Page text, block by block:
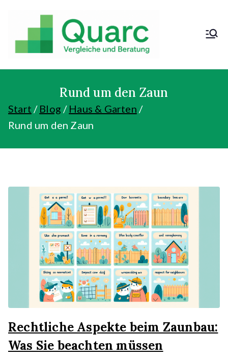
springen
Kosten sparen
Rund um den Zaun
Start Blog
Haus & Garten
Rund um den Zaun
Rechtliche Aspekte beim Zaunbau:
Was Sie beachten müssen